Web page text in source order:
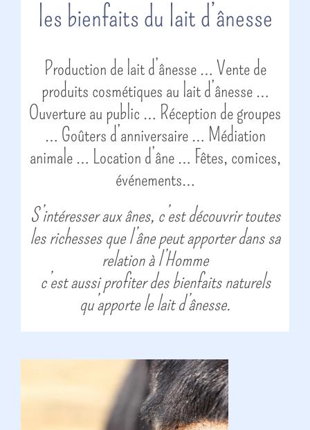
les bienfaits du lait d’ânesse
Production de lait d’ânesse … Vente de
produits cosmétiques au lait d’ânesse …
Ouverture au public … Réception de groupes
… Goûters d’anniversaire … Médiation
animale … Location d’âne … Fêtes, comices,
événements…
S’intéresser aux ânes, c’est découvrir toutes
les richesses que l’âne peut apporter dans sa
relation à l’Homme
c’est aussi profiter des bienfaits naturels
qu’apporte le lait d’ânesse.